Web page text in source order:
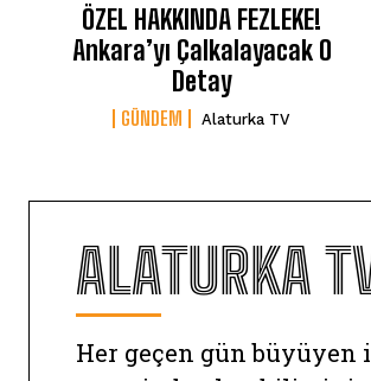
ÖZEL HAKKINDA FEZLEKE!
Ankara’yı Çalkalayacak O
Detay
GÜNDEM Alaturka TV
ALATURKA
Her geçen gün